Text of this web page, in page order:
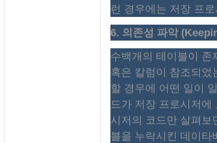
런 경우에는 저장 프
6. 의존성 파악
수백개의 테이블이 존
혹은 칼럼이 참조되었
할 경우에 어떤 일이
드가 저장 프로시저에
시저의 코드만 살펴보
블을 누락시킨 데이타